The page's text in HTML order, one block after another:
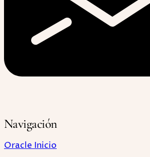
Navigación
Oracle Inicio